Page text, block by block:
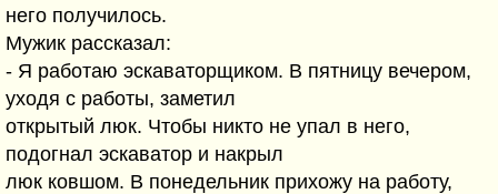
него получилось.
Мужик рассказал:
- Я работаю эскаваторщиком. В пятницу вечером,
уходя с работы, заметил
открытый люк. Чтобы никто не упал в него,
подогнал эскаватор и накрыл
люк ковшом. В понедельник прихожу на работу,